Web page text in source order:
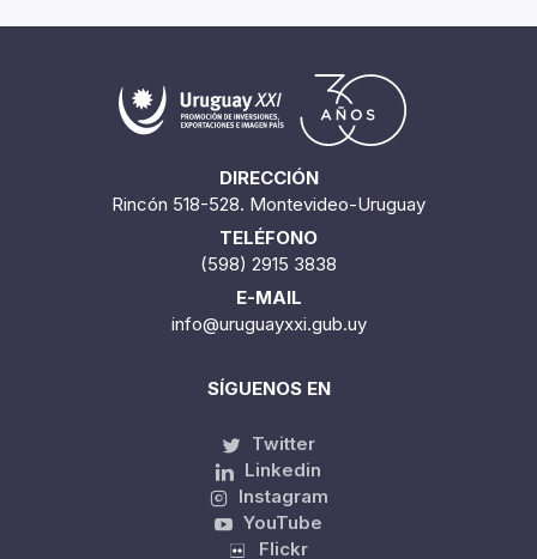
DIRECCIÓN
Rincón 518-528. Montevideo-Uruguay
TELÉFONO
(598) 2915 3838
E-MAIL
info@uruguayxxi.gub.uy
SÍGUENOS EN
Twitter
Linkedin
Instagram
YouTube
Flickr